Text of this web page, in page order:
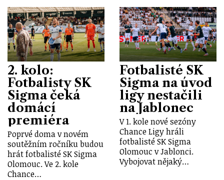
2. kolo:
Fotbalisty SK
Sigma čeká
domácí
premiéra
Poprvé doma v novém
soutěžním ročníku budou
hrát fotbalisté SK Sigma
Olomouc. Ve 2. kole
Chance…
Fotbalisté SK
Sigma na úvod
ligy nestačili
na Jablonec
V 1. kole nové sezóny
Chance Ligy hráli
fotbalisté SK Sigma
Olomouc v Jablonci.
Vybojovat nějaký…